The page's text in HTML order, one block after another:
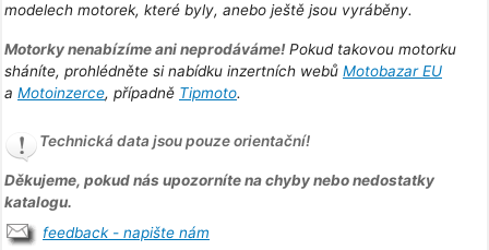
modelech motorek, které byly, anebo ještě jsou vyráběny.
Motorky nenabízíme ani neprodáváme!Pokud takovou motorku
sháníte, prohlédněte si nabídku inzertních webů Motobazar EU
a Motoinzerce, případně Tipmoto.
Technická data jsou pouze orientační!
Děkujeme, pokud nás upozorníte na chyby nebo nedostatky
katalogu.
feedback - napište nám